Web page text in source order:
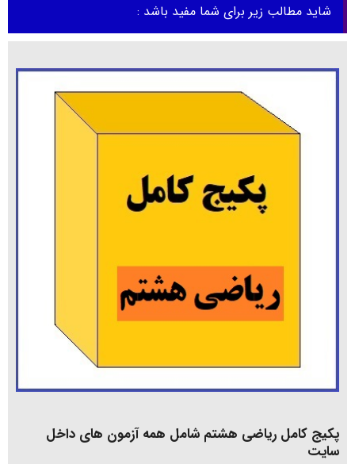
شاید مطالب زیر برای شما مفید باشد :
پکیج کامل ریاضی هشتم شامل همه آزمون های داخل
سایت